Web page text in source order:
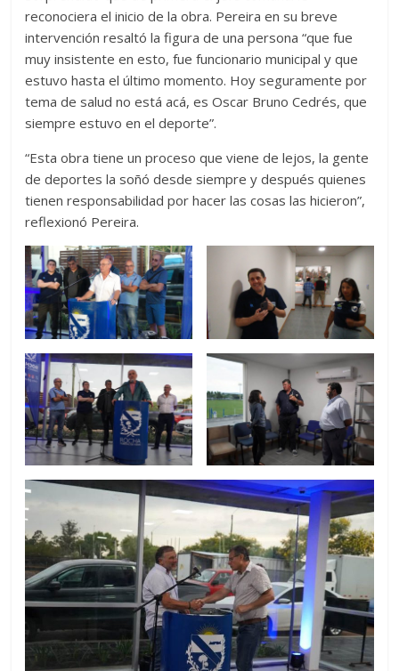
reconociera el inicio de la obra. Pereira en su breve
intervención resaltó la figura de una persona “que fue
muy insistente en esto, fue funcionario municipal y que
estuvo hasta el último momento. Hoy seguramente por
tema de salud no está acá, es Oscar Bruno Cedrés, que
siempre estuvo en el deporte”.
“Esta obra tiene un proceso que viene de lejos, la gente
de deportes la soñó desde siempre y después quienes
tienen responsabilidad por hacer las cosas las hicieron”,
reflexionó Pereira.